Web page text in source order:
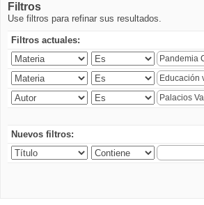
Filtros
Use filtros para refinar sus resultados.
Filtros actuales:
Nuevos filtros: